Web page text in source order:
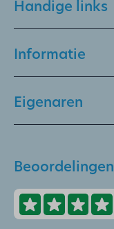
Handige links
Informatie
Eigenaren
Beoordelingen